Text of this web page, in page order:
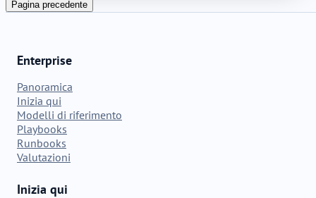
Pagina precedente
Enterprise
Panoramica
Inizia qui
Modelli di riferimento
Playbooks
Runbooks
Valutazioni
Inizia qui